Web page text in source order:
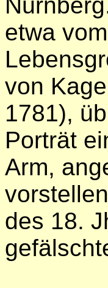
etwa
von
1781),
Porträt
Arm,
des 18.